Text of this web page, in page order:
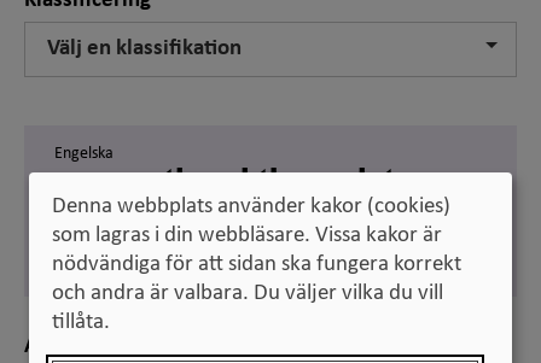
Välj en klassifikation
Engelska
occupational therapist
Svenska
arbetsterapeut
Anmärkning
Denna webbplats använder kakor (cookies)
som lagras i din webbläsare. Vissa kakor är
nödvändiga för att sidan ska fungera korrekt
och andra är valbara. Du väljer vilka du vill
tillåta.